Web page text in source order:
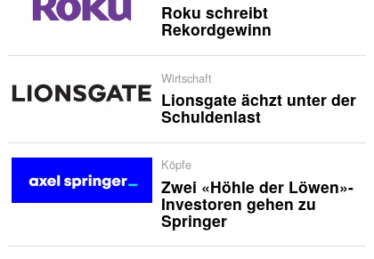
Roku schreibt
Rekordgewinn
Wirtschaft
Lionsgate ächzt unter der
Schuldenlast
Köpfe
Zwei «Höhle der Löwen»-
Investoren gehen zu
Springer